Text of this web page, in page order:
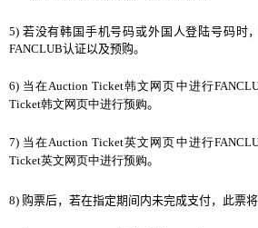
5) 若没有韩国 手机号码或外 国 人登 陆号码时
FANCLUB认证以及预购。
6) 当在Auction Ticket韩文 网页中进行
Ticket韩文 网页中进行预购。
7) 当在Auction Ticket英文 网页中进行
Ticket英文 网页中进行预购。
8) 购票后， 若在指定期间内未完成支付， 此票